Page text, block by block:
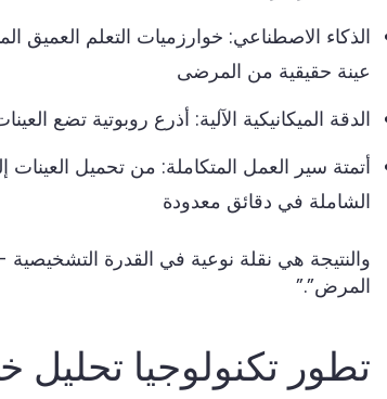
عينة حقيقية من المرضى
الدقة الميكانيكية الآلية: أذرع روبوتية تضع
أتمتة سير العمل المتكاملة: من تحميل العينات
الشاملة في دقائق معدودة
والنتيجة هي نقلة نوعية في القدرة التشخيصية
المرض”.”
تطور تكنولوجيا تحليل